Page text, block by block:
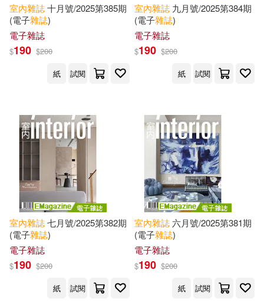
Todd(1)
室內雜誌編輯部(1) 楊惠宜(1)
美兆文化、室內雜誌社(1)
義大利IFDM雜誌社(1)
賴治怡(1) 邱孟婕(1)
室內雜誌十月號/2025第385期
(電子雜誌)
電子雜誌
$190 $200
紙
試閱
室內雜誌 九月號/2025第384期
(電子雜誌)
電子雜誌
$190 $200
紙
試閱
室內雜誌七月號/2025第382期
(電子雜誌)
電子雜誌
$190 $200
紙
試閱
室內雜誌 六月號/2025第381期
(電子雜誌)
電子雜誌
$190 $200
紙
試閱